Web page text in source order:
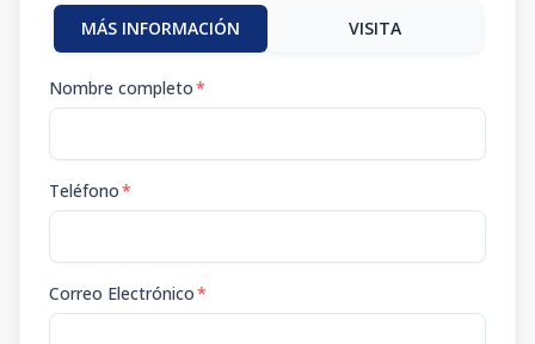
MÁS INFORMACIÓN VISITA
Nombre completo*
Teléfono*
Correo Electrónico*